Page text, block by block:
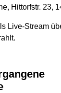
Hittorfstr. 23,
Live-Stream